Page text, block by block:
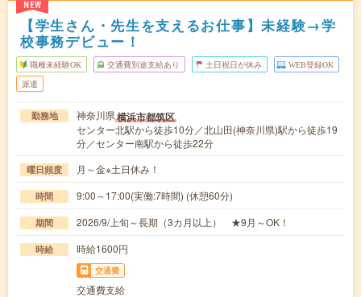
NEW
【学生さん・先生を支えるお仕事】未経験→学
校事務デビュー！
職種未経験OK 交通費別途支給あり 土日祝日が休み WEB登録OK
派遣
勤務地 神奈川県横浜市都筑区
センター北駅から徒歩10分／北山田(神奈川県)駅から徒歩19
分／センター南駅から徒歩22分
曜日頻度 月～金※土日休み！
時間 9:00～17:00(実働:7時間) (休憩60分)
期間 2026/9/上旬～長期（3カ月以上） ★9月～OK！
時給 時給1600円
交通費
交通費支給